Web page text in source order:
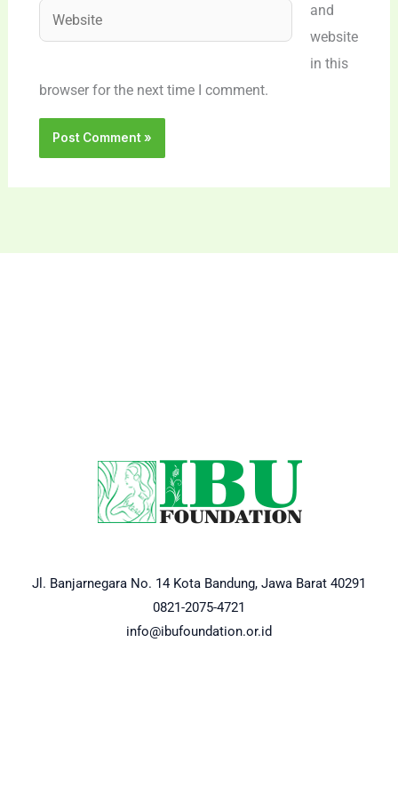
and
website
in this
browser for the next time I comment.
Jl. Banjarnegara No. 14 Kota Bandung, Jawa Barat 40291
0821-2075-4721
info@ibufoundation.or.id